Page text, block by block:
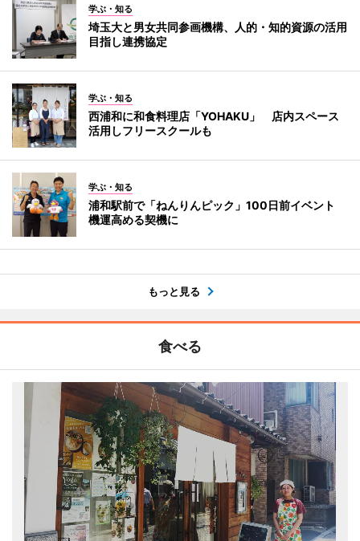
学ぶ・知る
埼玉大と男女共同参画機構、人的・知的資源の活用
目指し連携協定
学ぶ・知る
西浦和に和食料理店「YOHAKU」 店内スペース
活用しフリースクールも
学ぶ・知る
浦和駅前で「ねんりんピック」100日前イベント
機運高める契機に
もっと見る
食べる